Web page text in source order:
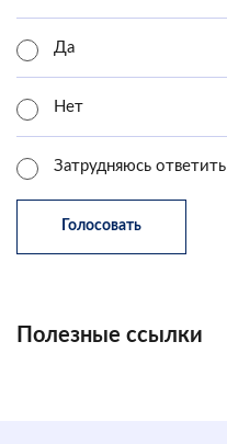
Да
Нет
Затрудняюсь ответить
Полезные ссылки